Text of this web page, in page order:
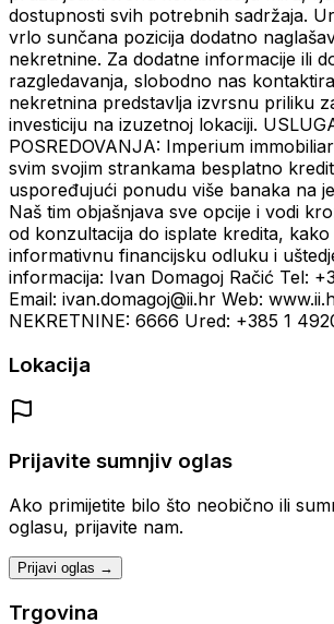
dostupnosti svih potrebnih sadržaja.
vrlo sunčana pozicija dodatno
nekretnine. Za dodatne informacije ili
razgledavanja, slobodno nas
nekretnina predstavlja izvrsnu priliku
investiciju na izuzetnoj lokaciji.
POSREDOVANJA: Imperium
svim svojim strankama besplatno
uspoređujući ponudu više banaka na
Naš tim objašnjava sve opcije i vodi
od konzultacija do isplate kredita, kako
informativnu financijsku odluku i
informacija: Ivan Domagoj Račić Tel:
Email: ivan.domagoj@ii.hr Web:
NEKRETNINE: 6666 Ured: +385 1
Lokacija
Prijavite sumnjiv oglas
Ako primijetite bilo što neobično ili
oglasu, prijavite nam.
Prijavi oglas →
Trgovina